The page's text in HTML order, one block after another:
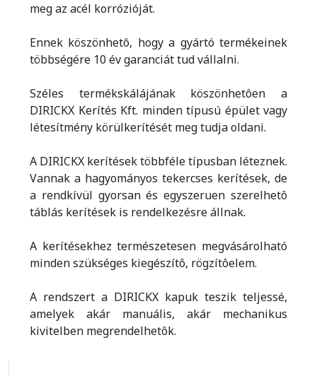
meg az acél korrózióját.
Ennek köszönhetô, hogy a gyártó termékeinek
többségére 10 év garanciát tud vállalni.
Széles termékskálájának köszönhetôen a
DIRICKX Kerítés Kft. minden típusú épület vagy
létesítmény körülkerítését meg tudja oldani.
A DIRICKX kerítések többféle típusban léteznek.
Vannak a hagyományos tekercses kerítések, de
a rendkívül gyorsan és egyszeruen szerelhetô
táblás kerítések is rendelkezésre állnak.
A kerítésekhez természetesen megvásárolható
minden szükséges kiegészítô, rögzítôelem.
A rendszert a DIRICKX kapuk teszik teljessé,
amelyek akár manuális, akár mechanikus
kivitelben megrendelhetôk.